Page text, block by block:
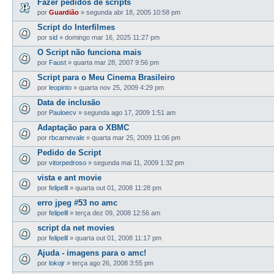
Fazer pedidos de scripts
por Guardião » segunda abr 18, 2005 10:58 pm
Script do Interfilmes
por sid » domingo mar 16, 2025 11:27 pm
O Script não funciona mais
por Faust » quarta mar 28, 2007 9:56 pm
Script para o Meu Cinema Brasileiro
por leopinto » quarta nov 25, 2009 4:29 pm
Data de inclusão
por Pauloecv » segunda ago 17, 2009 1:51 am
Adaptação para o XBMC
por rbcarnevale » quarta mar 25, 2009 11:06 pm
Pedido de Script
por vitorpedroso » segunda mai 11, 2009 1:32 pm
vista e ant movie
por felipelll » quarta out 01, 2008 11:28 pm
erro jpeg #53 no amc
por felipelll » terça dez 09, 2008 12:56 am
script da net movies
por felipelll » quarta out 01, 2008 11:17 pm
Ajuda - imagens para o amc!
por lokojr » terça ago 26, 2008 3:55 pm